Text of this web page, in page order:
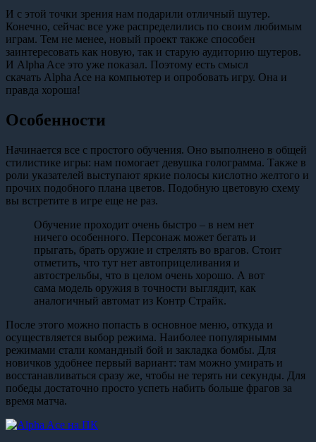
И с этой точки зрения нам подарили отличный шутер.
Конечно, сейчас все уже распределились по своим любимым
играм. Тем не менее, новый проект также способен
заинтересовать как новую, так и старую аудиторию шутеров.
И Alpha Ace это уже показал. Поэтому есть смысл
скачать Alpha Ace на компьютер и опробовать игру. Она и
правда хороша!
Особенности
Начинается все с простого обучения. Оно выполнено в общей
стилистике игры: нам помогает девушка голограмма. Также в
роли указателей выступают яркие полосы кислотно желтого и
прочих подобного плана цветов. Подобную цветовую схему
вы встретите в игре еще не раз.
Обучение проходит очень быстро – в нем нет
ничего особенного. Персонаж может бегать и
прыгать, брать оружие и стрелять во врагов. Стоит
отметить, что тут нет автоприцеливания и
автострельбы, что в целом очень хорошо. А вот
сама модель оружия в точности выглядит, как
аналогичный автомат из Контр Страйк.
После этого можно попасть в основное меню, откуда и
осуществляется выбор режима. Наиболее популярнымм
режимами стали командный бой и закладка бомбы. Для
новичков удобнее первый вариант: там можно умирать и
восстанавливаться сразу же, чтобы не терять ни секунды. Для
победы достаточно просто успеть набить больше фрагов за
время матча.